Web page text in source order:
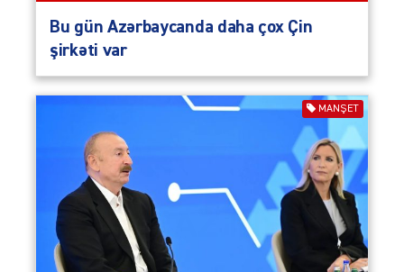
Bu gün Azərbaycanda daha çox Çin
şirkəti var
MANŞET